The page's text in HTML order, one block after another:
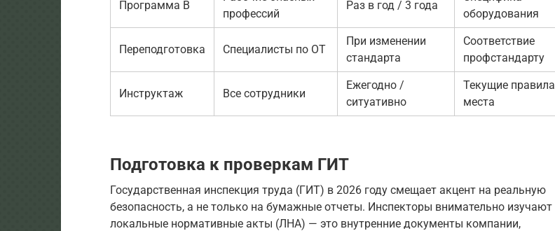
Программа В
профессий
Раз в год / 3 года
оборудования
Переподготовка Специалисты по ОТ
При изменении
стандарта
Соответствие
профстандарту
Инструктаж Все сотрудники
Ежегодно /
ситуативно
Текущие правила
места
Подготовка к проверкам ГИТ
Государственная инспекция труда (ГИТ) в 2026 году смещает акцент на реальную
безопасность, а не только на бумажные отчеты. Инспекторы внимательно изучают
локальные нормативные акты (ЛНА) — это внутренние документы компании,